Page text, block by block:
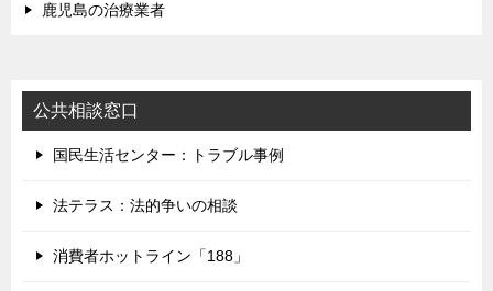
鹿児島の治療業者
公共相談窓口
国民生活センター：トラブル事例
法テラス：法的争いの相談
消費者ホットライン「188」